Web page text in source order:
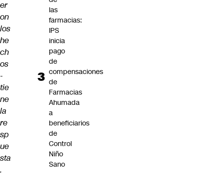
er
on
los
he
ch
os
-
tie
ne
la
re
sp
ue
sta
.
las
farmacias:
IPS
inicia
pago
de
compensaciones
de
Farmacias
Ahumada
a
beneficiarios
de
Control
Niño
Sano